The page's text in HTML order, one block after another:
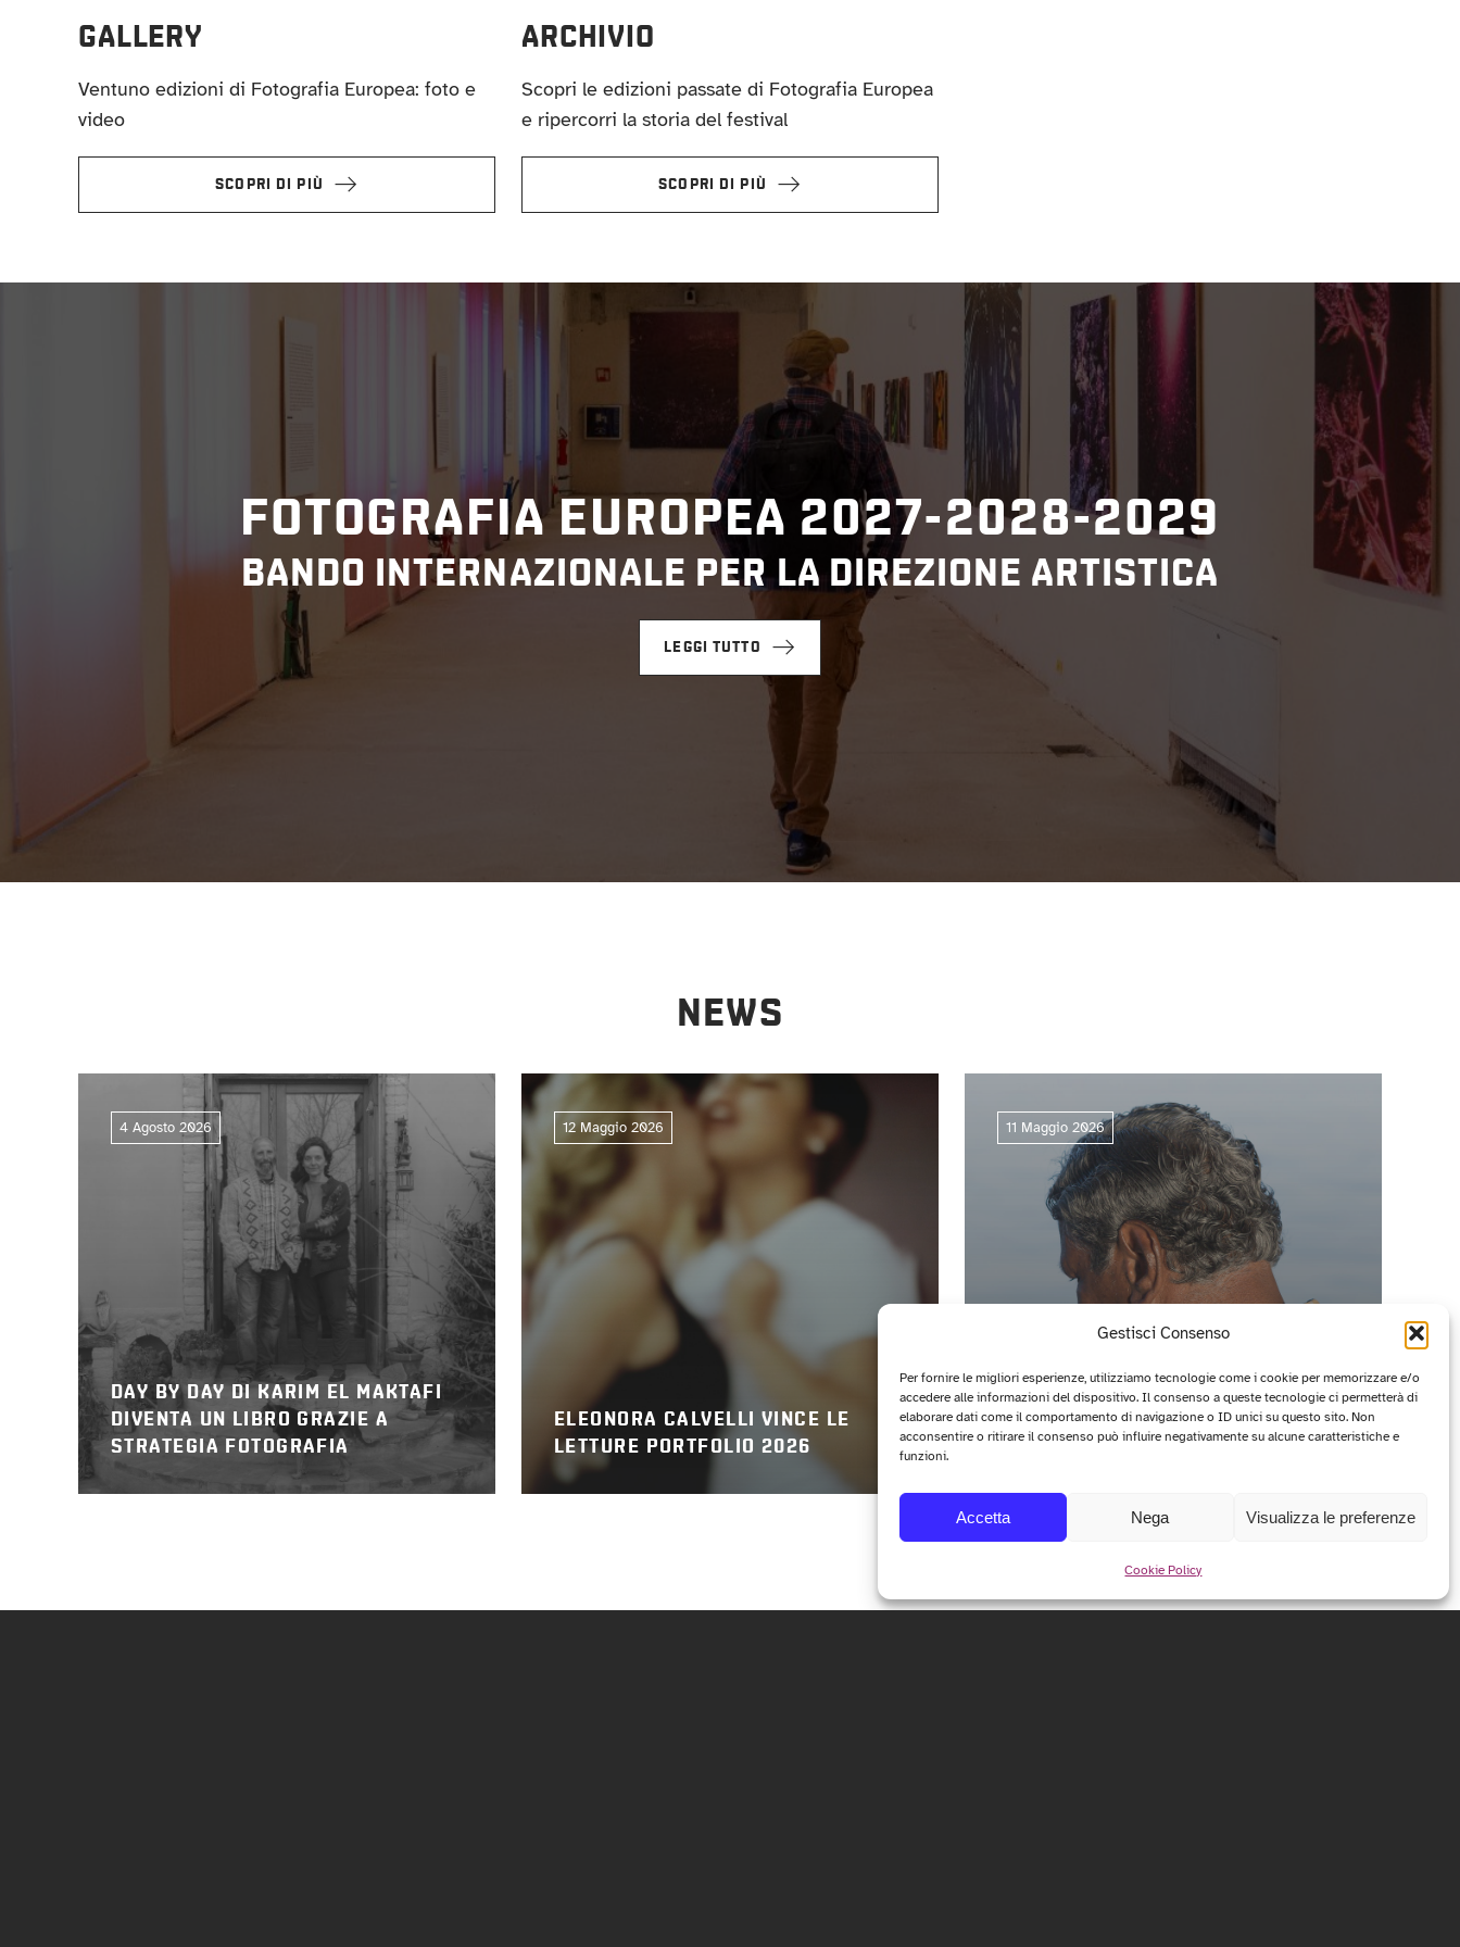
Gestisci Consenso
Per fornire le migliori esperienze, utilizziamo tecnologie come i cookie per memorizzare e/o
accedere alle informazioni del dispositivo. Il consenso a queste tecnologie ci permetterà di
elaborare dati come il comportamento di navigazione o ID unici su questo sito. Non
acconsentire o ritirare il consenso può influire negativamente su alcune caratteristiche e
funzioni.
Accetta Nega Visualizza le preferenze
Cookie Policy
GALLERY
Ventuno edizioni di Fotografia Europea: foto e
video
SCOPRI DI PIÙ
ARCHIVIO
Scopri le edizioni passate di Fotografia Europea
e ripercorri la storia del festival
SCOPRI DI PIÙ
FOTOGRAFIA EUROPEA 2027-2028-2029
BANDO INTERNAZIONALE PER LA DIREZIONE ARTISTICA
LEGGI TUTTO
NEWS
4 Agosto 2026
DAY BY DAY DI KARIM EL MAKTAFI
DIVENTA UN LIBRO GRAZIE A
STRATEGIA FOTOGRAFIA
12 Maggio 2026
ELEONORA CALVELLI VINCE LE
LETTURE PORTFOLIO 2026
11 Maggio 2026
CIRCUITO OFF 2026: I PROGETTI
VINCITORI